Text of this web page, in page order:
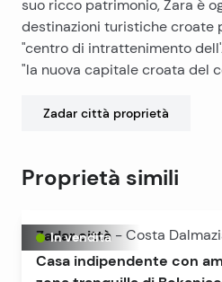
suo ricco patrimonio, Zara è
destinazioni turistiche croate
"centro di intrattenimento
"la nuova capitale croata del
Zadar città proprietà
Proprietà simili
In vendita
Zadar città - Costa
Casa indipendente con